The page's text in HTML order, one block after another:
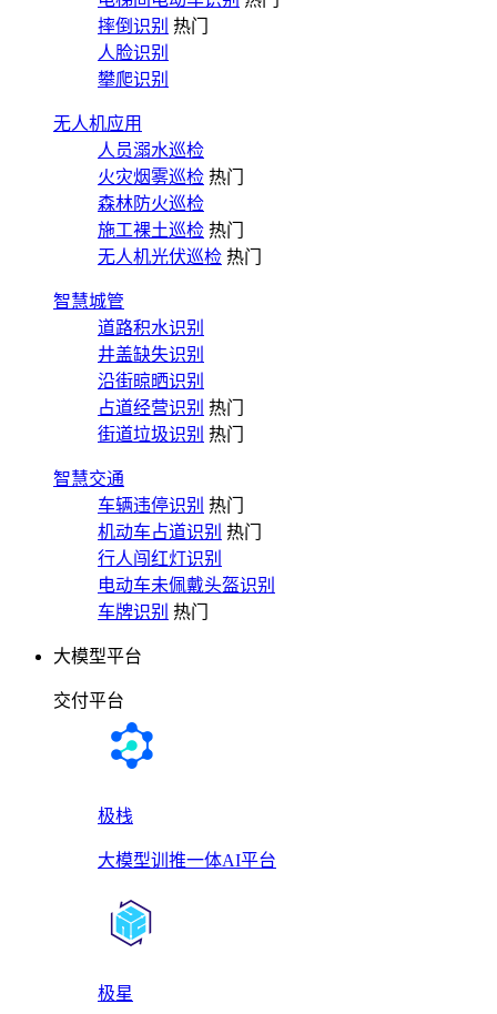
摔倒识别 热门
人脸识别
攀爬识别
无人机应用
人员溺水巡检
火灾烟雾巡检 热门
森林防火巡检
施工裸土巡检 热门
无人机光伏巡检 热门
智慧城管
道路积水识别
井盖缺失识别
沿街晾晒识别
占道经营识别 热门
街道垃圾识别 热门
智慧交通
车辆违停识别 热门
机动车占道识别 热门
行人闯红灯识别
电动车未佩戴头盔识别
车牌识别 热门
大模型平台
交付平台
极栈
大模型训推一体AI平台
极星